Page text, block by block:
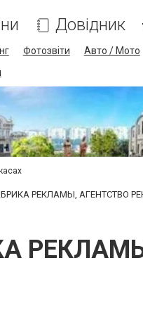
Довідник
Фотозвіти Авто / Мото
РЕКЛАМЫ, АГЕНТСТВО